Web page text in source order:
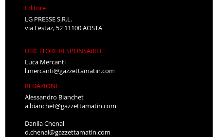
Editore
LG PRESSE S.R.L.
via Festaz, 52 11100 AOSTA
DIRETTORE RESPONSABILE
Luca Mercanti
l.mercanti@gazzettamatin.com
REDAZIONE
Alessandro Bianchet
a.bianchet@gazzettamatin.com
Danila Chenal
d.chenal@gazzettamatin.com